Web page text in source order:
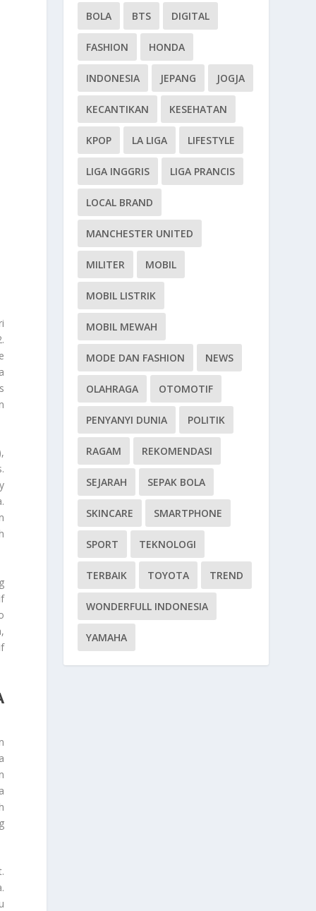
BOLA BTS DIGITAL
FASHION HONDA
INDONESIA JEPANG JOGJA
KECANTIKAN KESEHATAN
KPOP LA LIGA LIFESTYLE
LIGA INGGRIS LIGA PRANCIS
LOCAL BRAND
MANCHESTER UNITED
MILITER MOBIL
MOBIL LISTRIK
MOBIL MEWAH
MODE DAN FASHION NEWS
OLAHRAGA OTOMOTIF
PENYANYI DUNIA POLITIK
RAGAM REKOMENDASI
SEJARAH SEPAK BOLA
SKINCARE SMARTPHONE
SPORT TEKNOLOGI
TERBAIK TOYOTA TREND
WONDERFULL INDONESIA
YAMAHA